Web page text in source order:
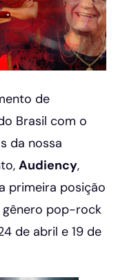
de
Brasil com o
da nossa
Audiency,
primeira posição
gênero pop-rock
de abril e 19 de